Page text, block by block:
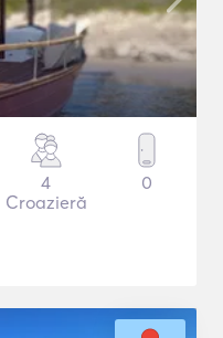
4
Croazieră
0